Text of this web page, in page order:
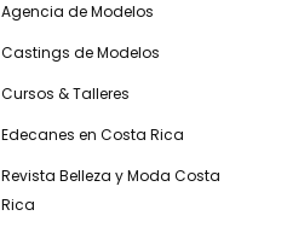
Agencia de Modelos
Castings de Modelos
Cursos & Talleres
Edecanes en Costa Rica
Revista Belleza y Moda Costa
Rica